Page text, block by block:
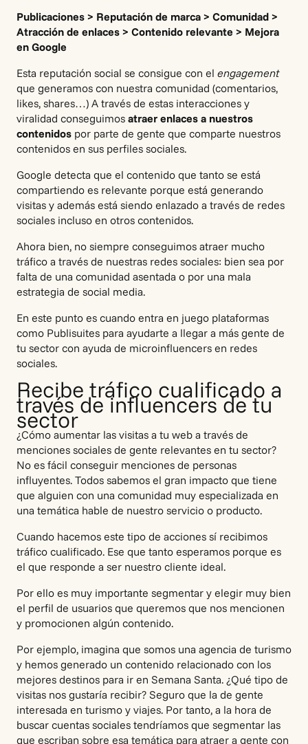
Publicaciones > Reputación de marca > Comunidad >
Atracción de enlaces > Contenido relevante > Mejora
en Google
Esta reputación social se consigue con el engagement
que generamos con nuestra comunidad (comentarios,
likes, shares…) A través de estas interacciones y
viralidad conseguimos atraer enlaces a nuestros
contenidos por parte de gente que comparte nuestros
contenidos en sus perfiles sociales.
Google detecta que el contenido que tanto se está
compartiendo es relevante porque está generando
visitas y además está siendo enlazado a través de redes
sociales incluso en otros contenidos.
Ahora bien, no siempre conseguimos atraer mucho
tráfico a través de nuestras redes sociales: bien sea por
falta de una comunidad asentada o por una mala
estrategia de social media.
En este punto es cuando entra en juego plataformas
como Publisuites para ayudarte a llegar a más gente de
tu sector con ayuda de microinfluencers en redes
sociales.
Recibe tráfico cualificado a
través de influencers de tu
sector
¿Cómo aumentar las visitas a tu web a través de
menciones sociales de gente relevantes en tu sector?
No es fácil conseguir menciones de personas
influyentes. Todos sabemos el gran impacto que tiene
que alguien con una comunidad muy especializada en
una temática hable de nuestro servicio o producto.
Cuando hacemos este tipo de acciones sí recibimos
tráfico cualificado. Ese que tanto esperamos porque es
el que responde a ser nuestro cliente ideal.
Por ello es muy importante segmentar y elegir muy bien
el perfil de usuarios que queremos que nos mencionen
y promocionen algún contenido.
Por ejemplo, imagina que somos una agencia de turismo
y hemos generado un contenido relacionado con los
mejores destinos para ir en Semana Santa. ¿Qué tipo de
visitas nos gustaría recibir? Seguro que la de gente
interesada en turismo y viajes. Por tanto, a la hora de
buscar cuentas sociales tendríamos que segmentar las
que escriban sobre esa temática para atraer a gente con